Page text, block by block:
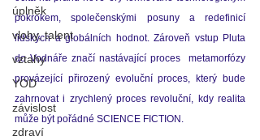
úplněk
vlohy, talent
vztahy
YOD
závislost
zdraví
pokrokem, společenskými posuny a redefinicí
lidských a globálních hodnot. Zároveň vstup Pluta
do Vodnáře značí nastávající proces  metamorfózy
provázející přirozený evoluční proces, který bude
zahrnovat i zrychlený proces revoluční, kdy realita
může být pořádné SCIENCE FICTION.